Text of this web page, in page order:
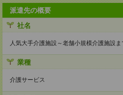
派遣先の概要
社名
人気大手介護施設～老舗小規模介護施設ま
業種
介護サービス